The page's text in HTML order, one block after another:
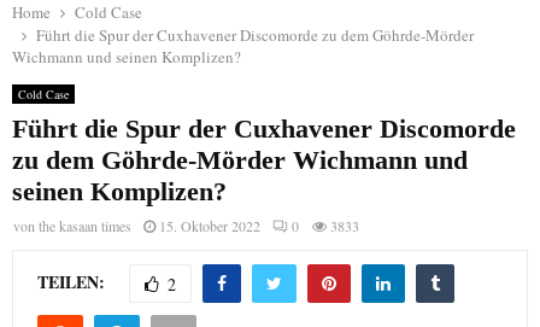
Home
Cold Case
Führt die Spur der Cuxhavener Discomorde zu dem Göhrde-Mörder
Wichmann und seinen Komplizen?
Cold Case
Führt die Spur der Cuxhavener Discomorde
zu dem Göhrde-Mörder Wichmann und
seinen Komplizen?
vonthe kasaan times 15. Oktober 2022 0 3833
TEILEN: 2